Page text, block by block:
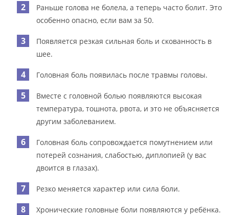
Раньше голова не болела, а теперь часто болит. Это
особенно опасно, если вам за 50.
Появляется резкая сильная боль и скованность в
шее.
Головная боль появилась после травмы головы.
Вместе с головной болью появляются высокая
температура, тошнота, рвота, и это не объясняется
другим заболеванием.
Головная боль сопровождается помутнением или
потерей сознания, слабостью, диплопией (у вас
двоится в глазах).
Резко меняется характер или сила боли.
Хронические головные боли появляются у ребёнка.